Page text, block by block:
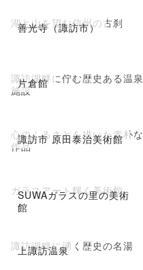
善光寺（諏訪市）
湖と山を望む信州の古刹
片倉館
諏訪湖畔に佇む歴史ある温泉
施設
諏訪市 原田泰治美術館
心のふるさとを描いた素朴な
作品
SUWAガラスの里の美術
館
ガラスアート輝く美術館
上諏訪温泉
諏訪湖畔に湧く歴史の名湯